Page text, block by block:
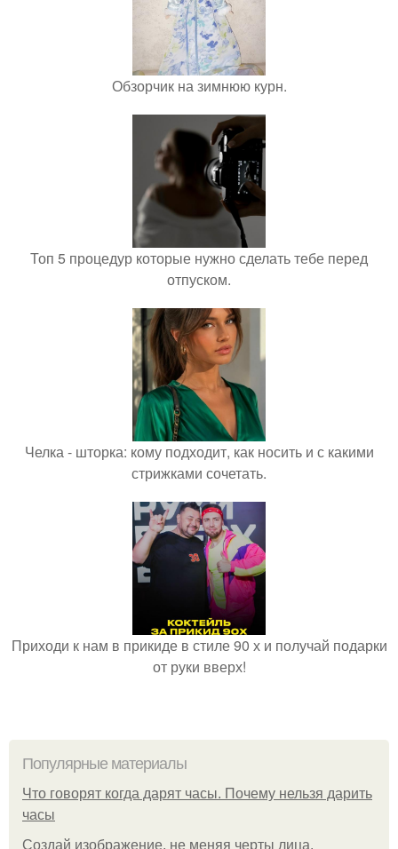
Обзорчик на зимнюю курн.
Топ 5 процедур которые нужно сделать тебе перед
отпуском.
Челка - шторка: кому подходит, как носить и с какими
стрижками сочетать.
Приходи к нам в прикиде в стиле 90 х и получай подарки
от руки вверх!
Популярные материалы
Что говорят когда дарят часы. Почему нельзя дарить
часы
Создай изображение, не меняя черты лица.